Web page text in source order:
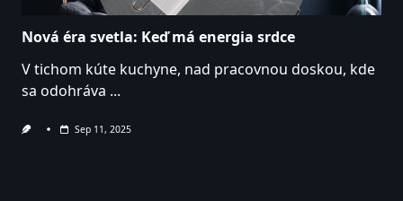
Nová éra svetla: Keď má energia srdce
V tichom kúte kuchyne, nad pracovnou doskou, kde
sa odohráva ...
Sep 11, 2025